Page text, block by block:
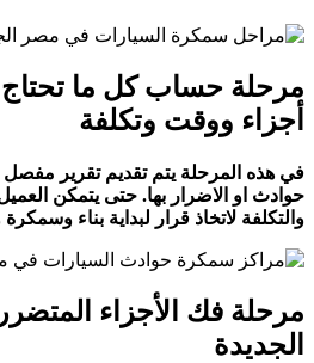
مرحلة حساب كل ما تحتاج
أجزاء ووقت وتكلفة
في هذه المرحلة يتم تقديم تقرير مفصل
حوادث او الاضرار بها. حتى يتمكن
والتكلفة لاتخاذ قرار لبداية بناء
مرحلة فك الأجزاء
الجديدة